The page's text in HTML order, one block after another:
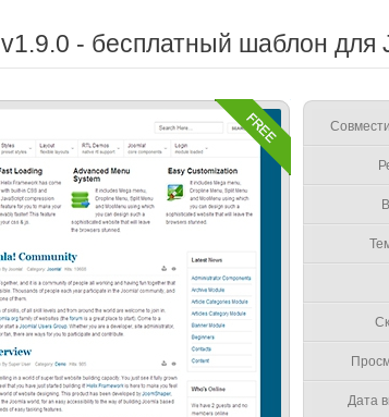
v1.9.0 - бесплатный шаблон для
Дата